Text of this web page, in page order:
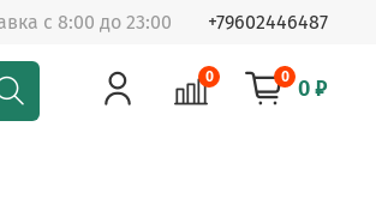
с 8:00 до 23:00 +79602446487
0 0 0 ₽